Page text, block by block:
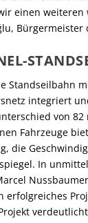
einen weiteren
Standseilbahn
integriert
von
Fahrzeuge
die
In
erfolgreiches